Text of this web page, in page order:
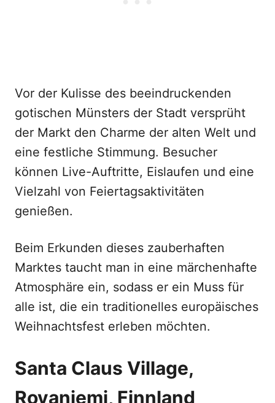
Vor der Kulisse des beeindruckenden
gotischen Münsters der Stadt versprüht
der Markt den Charme der alten Welt und
eine festliche Stimmung. Besucher
können Live-Auftritte, Eislaufen und eine
Vielzahl von Feiertagsaktivitäten
genießen.
Beim Erkunden dieses zauberhaften
Marktes taucht man in eine märchenhafte
Atmosphäre ein, sodass er ein Muss für
alle ist, die ein traditionelles europäisches
Weihnachtsfest erleben möchten.
Santa Claus Village,
Rovaniemi, Finnland